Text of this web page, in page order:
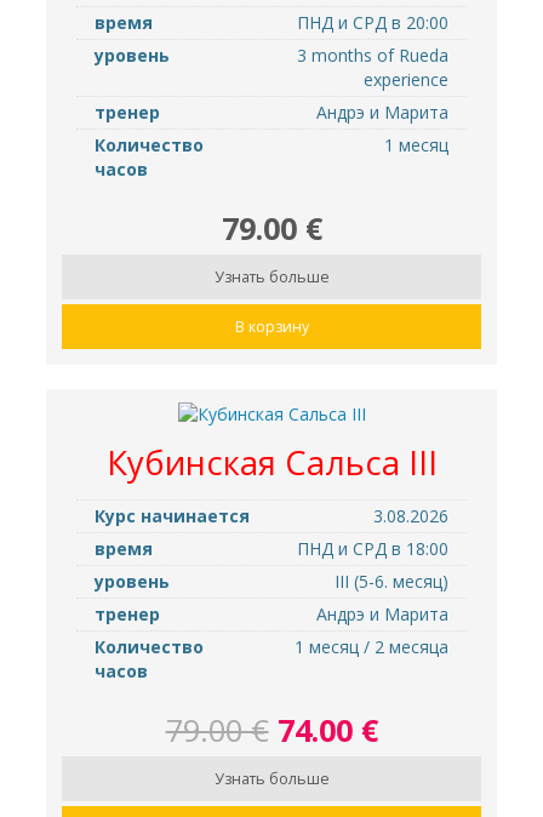
время
ПНД и СРД в 20:00
уровень
3 months of Rueda
experience
тренер
Андрэ и Марита
Количество
часов
1 месяц
79.00 €
Узнать больше
В корзину
Кубинская Cальса III
Курс начинается
3.08.2026
время
ПНД и СРД в 18:00
уровень
III (5-6. месяц)
тренер
Андрэ и Марита
Количество
часов
1 месяц / 2 месяца
79.00 € 74.00 €
Узнать больше